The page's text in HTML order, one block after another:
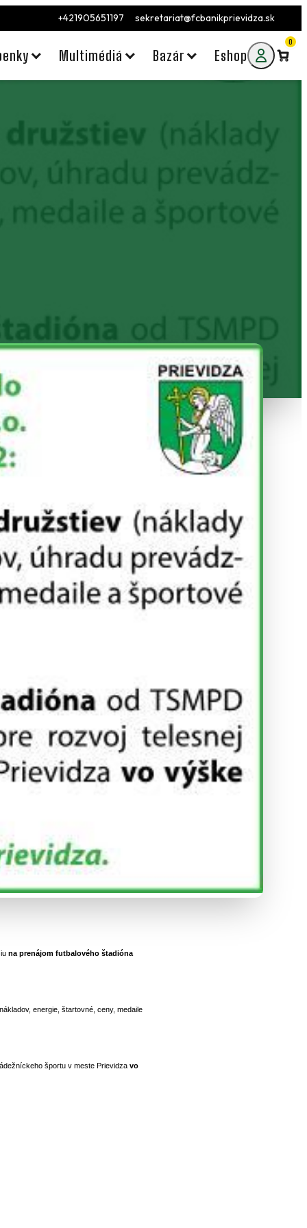
+421905651197 sekretariat@fcbanikprievidza.sk
Multimédiá Bazár Eshop
0
na prenájom futbalového štadióna
energie, štartovné, ceny, medaile
športu v meste Prievidza vo